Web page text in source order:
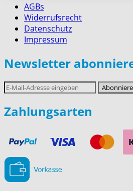
AGBs
Widerrufsrecht
Datenschutz
Impressum
Newsletter
E-
Mail-
Adresse
Zahlungsarten